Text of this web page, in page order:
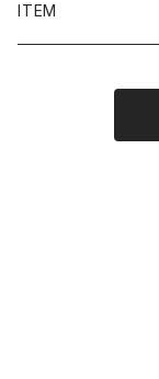
ITEM